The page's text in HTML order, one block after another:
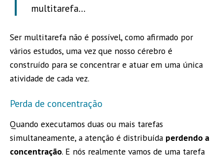
multitarefa...
Ser multitarefa não é possível, como afirmado por
vários estudos, uma vez que nosso cérebro é
construído para se concentrar e atuar em uma única
atividade de cada vez.
Perda de concentração
Quando executamos duas ou mais tarefas
simultaneamente, a atenção é distribuída perdendo a
concentração. E nós realmente vamos de uma tarefa